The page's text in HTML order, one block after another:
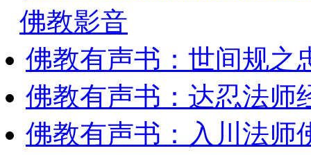
佛教影音
佛教有声书：世间规
佛教有声书：达忍法师
佛教有声书：入川法师